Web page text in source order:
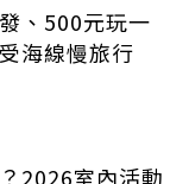
、500元玩一
海線慢旅行
2026室內活動